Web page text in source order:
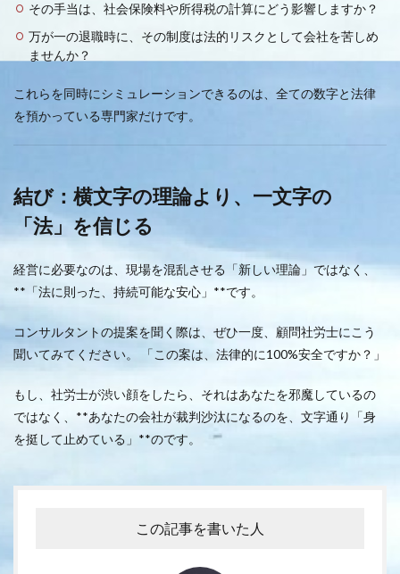
その手当は、社会保険料や所得税の計算にどう影響しますか？
万が一の退職時に、その制度は法的リスクとして会社を苦しめ
ませんか？
これらを同時にシミュレーションできるのは、全ての数字と法律
を預かっている専門家だけです。
結び：横文字の理論より、一文字の
「法」を信じる
経営に必要なのは、現場を混乱させる「新しい理論」ではなく、
**「法に則った、持続可能な安心」**です。
コンサルタントの提案を聞く際は、ぜひ一度、顧問社労士にこう
聞いてみてください。 「この案は、法律的に100%安全ですか？」
もし、社労士が渋い顔をしたら、それはあなたを邪魔しているの
ではなく、**あなたの会社が裁判沙汰になるのを、文字通り「身
を挺して止めている」**のです。
この記事を書いた人